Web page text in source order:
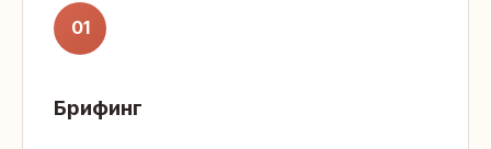
01
Брифинг